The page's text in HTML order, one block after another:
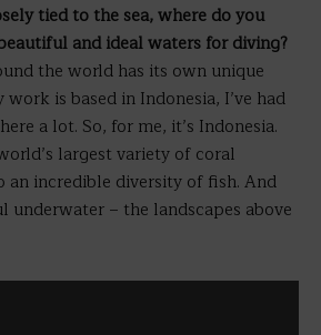
tied to the sea, where do you
and ideal waters for diving?
the world has its own unique
is based in Indonesia, I’ve had
a lot. So, for me, it’s Indonesia.
largest variety of coral
an incredible diversity of fish. And
underwater – the landscapes above